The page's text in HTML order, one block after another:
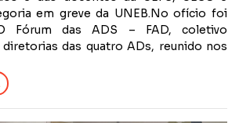
em greve da UNEB.No ofício foi
Fórum das ADS – FAD, coletivo
das quatro ADs, reunido nos